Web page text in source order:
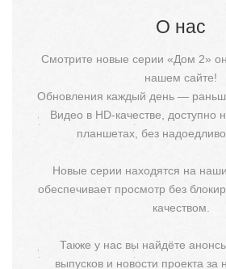
О нас
Смотрите новые серии «Дом 2»
нашем сайте!
Обновления каждый день —
Видео в HD-качестве, доступно
планшетах, без
Новые серии находятся на
обеспечивает просмотр без
качеством.
Также у нас вы найдёте
выпусков и новости проекта за